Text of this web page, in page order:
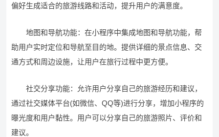
偏好生成适合的旅游线路和活动，提升用户的满意度。
地图和导航功能：在小程序中集成地图和导航功能，帮
助用户实时定位和导航至目的地。提供详细的景点信息、交
通方式和周边设施，让用户在旅行过程中更方便。
社交分享功能：允许用户分享自己的旅游经历和建议，
通过社交媒体平台(如微信、QQ等)进行分享，增加小程序的
曝光度和用户黏性。用户可以分享自己的旅游照片、评价和
建议。